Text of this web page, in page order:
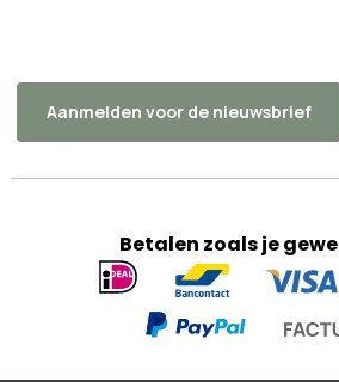
Betalen zoals je
Aanmelden voor de nieuwsbrief